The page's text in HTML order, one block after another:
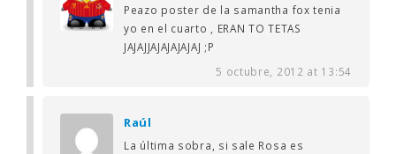
Peazo poster de la samantha fox tenia
yo en el cuarto , ERAN TO TETAS
JAJAJJAJAJAJAJAJ ;P
5 octubre, 2012 at 13:54
Raúl
La última sobra, si sale Rosa es